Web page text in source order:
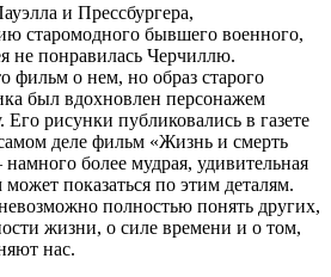
и Прессбургера,
старомодного бывшего военного,
не понравилась Черчиллю.
фильм о нем, но образ старого
был вдохновлен персонажем
рисунки публиковались в газете
деле фильм «Жизнь и смерть
более мудрая, удивительная
показаться по этим деталям.
полностью понять других,
жизни, о силе времени и о том,
нас.